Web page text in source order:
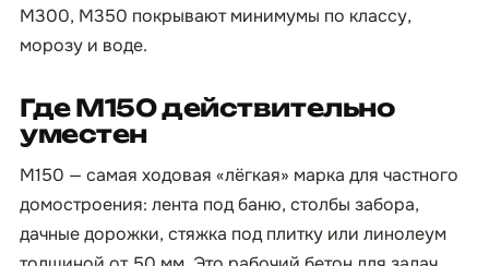
М300, М350 покрывают минимумы по классу,
морозу и воде.
Где М150 действительно
уместен
М150 — самая ходовая «лёгкая» марка для частного
домостроения: лента под баню, столбы забора,
дачные дорожки, стяжка под плитку или линолеум